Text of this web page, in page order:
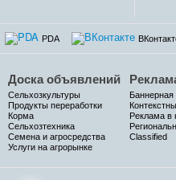
PDA
Доска объявлений
Сельхозкультуры
Продукты переработки
Корма
Сельхозтехника
Семена и агросредства
Услуги на агрорынке
Реклама в
Classified